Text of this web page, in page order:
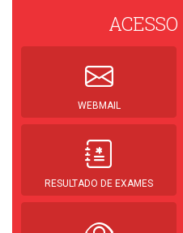
ACESSO
WEBMAIL
RESULTADO DE EXAMES